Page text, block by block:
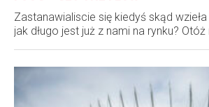
Zastanawialiscie się kiedyś skąd
jak długo jest już z nami na rynku? Otóż